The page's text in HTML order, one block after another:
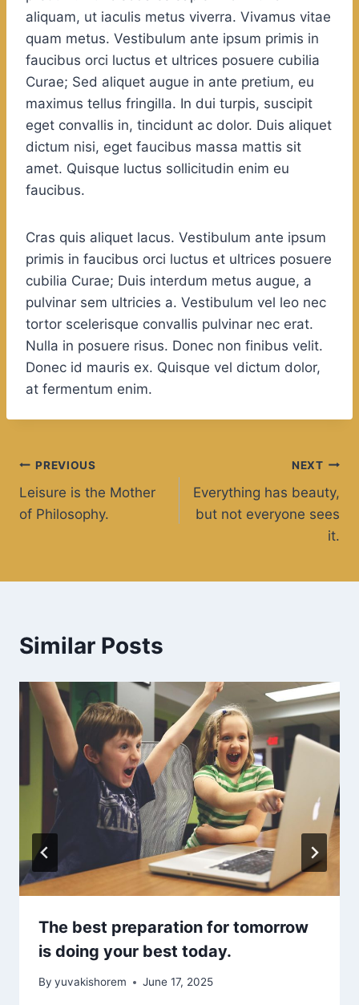
aliquam, ut iaculis metus viverra. Vivamus vitae
quam metus. Vestibulum ante ipsum primis in
faucibus orci luctus et ultrices posuere cubilia
Curae; Sed aliquet augue in ante pretium, eu
maximus tellus fringilla. In dui turpis, suscipit
eget convallis in, tincidunt ac dolor. Duis aliquet
dictum nisi, eget faucibus massa mattis sit
amet. Quisque luctus sollicitudin enim eu
faucibus.
Cras quis aliquet lacus. Vestibulum ante ipsum
primis in faucibus orci luctus et ultrices posuere
cubilia Curae; Duis interdum metus augue, a
pulvinar sem ultricies a. Vestibulum vel leo nec
tortor scelerisque convallis pulvinar nec erat.
Nulla in posuere risus. Donec non finibus velit.
Donec id mauris ex. Quisque vel dictum dolor,
at fermentum enim.
Post
navigation
PREVIOUS
Leisure is the Mother
of Philosophy.
NEXT
Everything has beauty,
but not everyone sees
it.
Similar Posts
The best preparation for tomorrow
is doing your best today.
By yuvakishorem June 17, 2025